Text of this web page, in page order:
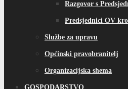
Razgovor s
Predsjednici OV
Službe za upravu
Općinski pravobranitelj
Organizacijska shema
GOSPODARSTVO